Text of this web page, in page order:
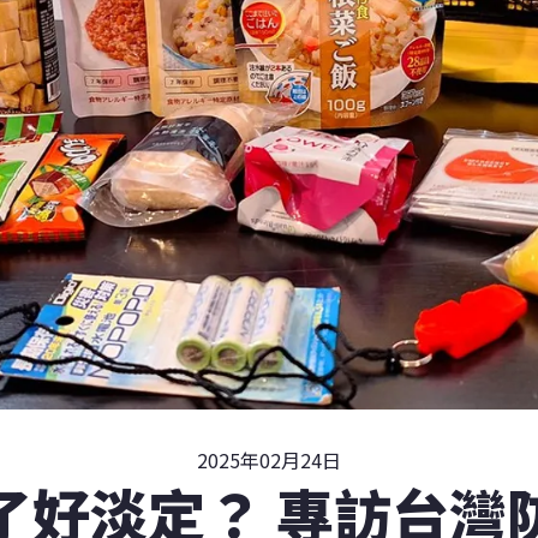
2025年02月24日
好淡定？ 專訪台灣